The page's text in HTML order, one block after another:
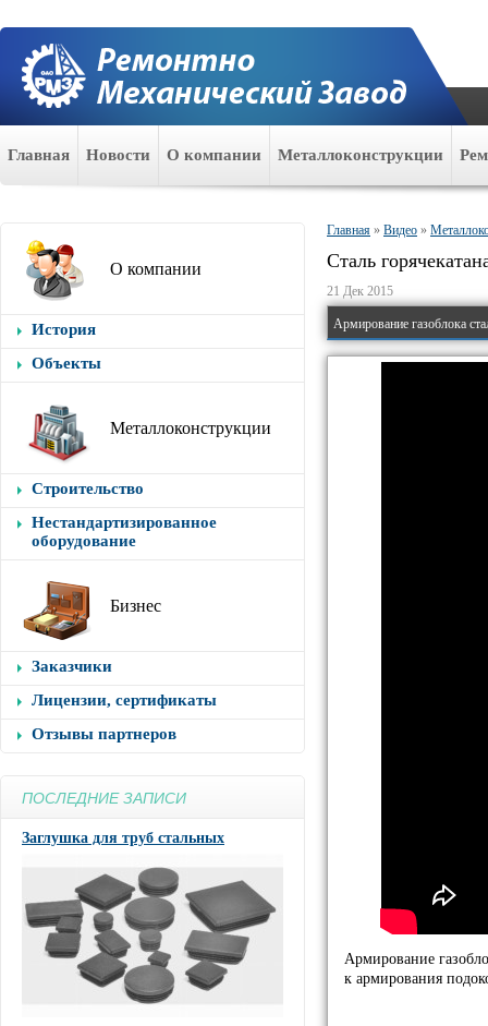
Главная Новости О компании Металлоконструкции
О компании
История
Объекты
Металлоконструкции
Строительство
Нестандартизированное
оборудование
Бизнес
Заказчики
Лицензии, сертификаты
Отзывы партнеров
ПОСЛЕДНИЕ ЗАПИСИ
Заглушка для труб стальных
Главная » Видео »
Сталь
21 Дек 2015
Армирование газоблока
Армирование
к армирования